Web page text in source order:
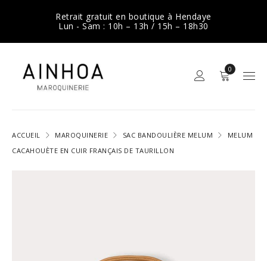
Retrait gratuit en boutique à Hendaye
Lun - Sam : 10h – 13h / 15h – 18h30
0
ACCUEIL MAROQUINERIE SAC BANDOULIÈRE MELUM
MELUM
CACAHOUÈTE EN CUIR FRANÇAIS DE TAURILLON